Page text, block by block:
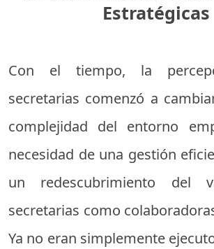
Estratégicas
Con el tiempo, la
secretarias comenzó a
complejidad del entorno
necesidad de una gestión
un redescubrimiento del
secretarias como
Ya no eran simplemente